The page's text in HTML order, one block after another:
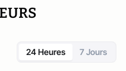
24 Heures 7 Jours